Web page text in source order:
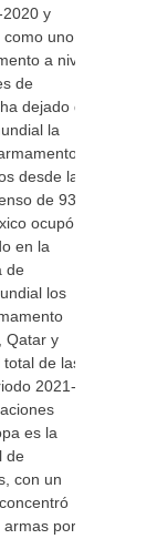
y
como uno
a nivel
de
dejado de
la
desde la
de 93%
ocupó
en la
de
los
Qatar y
de las
2021-
es la
de
con un
armas por